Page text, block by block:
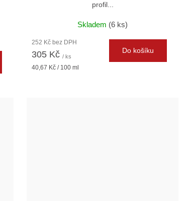
profil...
Skladem (6 ks)
252 Kč bez DPH
305 Kč/ ks
Měrná
40,67 Kč / 100 ml
Do košíku